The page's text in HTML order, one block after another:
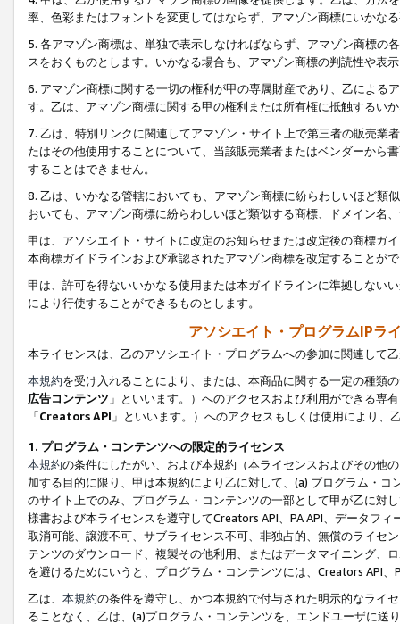
率、色彩またはフォントを変更してはならず、アマゾン商標にいかな
5. 各アマゾン商標は、単独で表示しなければならず、アマゾン商標
スをおくものとします。いかなる場合も、アマゾン商標の判読性や表
6. アマゾン商標に関する一切の権利が甲の専属財産であり、乙による
す。乙は、アマゾン商標に関する甲の権利または所有権に抵触するい
7. 乙は、特別リンクに関連してアマゾン・サイト上で第三者の販売
たはその他使用することについて、当該販売業者またはベンダーから
することはできません。
8. 乙は、いかなる管轄においても、アマゾン商標に紛らわしいほど類
おいても、アマゾン商標に紛らわしいほど類似する商標、ドメイン名
甲は、アソシエイト・サイトに改定のお知らせまたは改定後の商標ガ
本商標ガイドラインおよび承認されたアマゾン商標を改定することが
甲は、許可を得ないいかなる使用または本ガイドラインに準拠しない
により行使することができるものとします。
アソシエイト・プログラムIPラ
本ライセンスは、乙のアソシエイト・プログラムへの参加に関連して
本規約を受け入れることにより、または、本商品に関する一定の種類
広告コンテンツ 」といいます。）へのアクセスおよび利用ができる専
「Creators API 」といいます。）へのアクセスもしくは使用により
1. プログラム・コンテンツへの限定的ライセンス
本規約の条件にしたがい、および本規約（本ライセンスおよびその他
加する目的に限り、甲は本規約により乙に対して、(a) プログラム・
のサイト上でのみ、プログラム・コンテンツの一部として甲が乙に対
様書および本ライセンスを遵守してCreators API、PA API、データフ
取消可能、譲渡不可、サブライセンス不可、非独占的、無償のライセ
テンツのダウンロード、複製その他利用、またはデータマイニング、
を避けるためにいうと、プログラム・コンテンツには、Creators API
乙は、 本規約の条件を遵守し、かつ本規約で付与された明示的なライ
ることなく、乙は、(a)プログラム・コンテンツを、エンドユーザに